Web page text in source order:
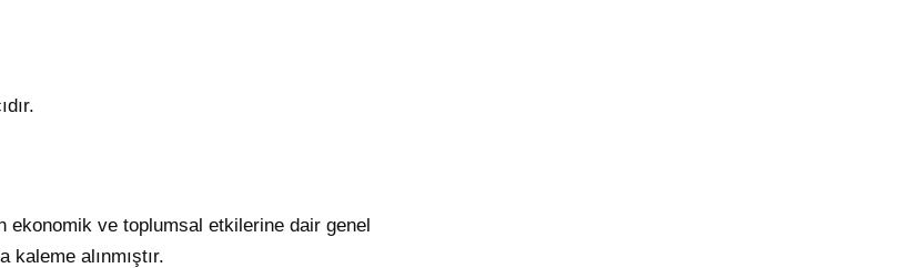
ekonomik ve toplumsal etkilerine dair genel
kaleme alınmıştır.